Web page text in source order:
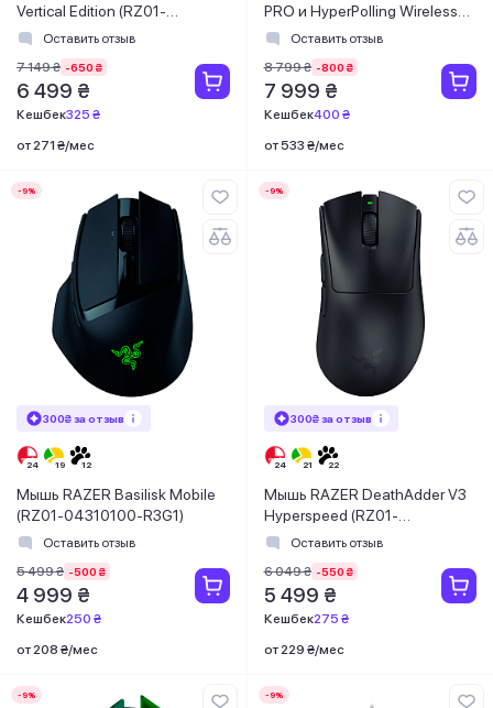
Vertical Edition (RZ01-
05250100-R3G1)
Оставить отзыв
7 149 ₴ -650 ₴
6 499 ₴
Кешбек325 ₴
от 271 ₴/мес
PRO и HyperPolling Wireless
Dongle (RZ01-04630300-
Оставить отзыв
8 799 ₴ -800 ₴
7 999 ₴
Кешбек400 ₴
от 533 ₴/мес
-9%
300₴ за отзыв
Мышь RAZER Basilisk Mobile
(RZ01-04310100-R3G1)
Оставить отзыв
5 499 ₴ -500 ₴
4 999 ₴
Кешбек250 ₴
от 208 ₴/мес
-9%
300₴ за отзыв
Мышь RAZER DeathAdder V3
Hyperspeed (RZ01-
05140100-R3G1)
Оставить отзыв
6 049 ₴ -550 ₴
5 499 ₴
Кешбек275 ₴
от 229 ₴/мес
-9% -9%